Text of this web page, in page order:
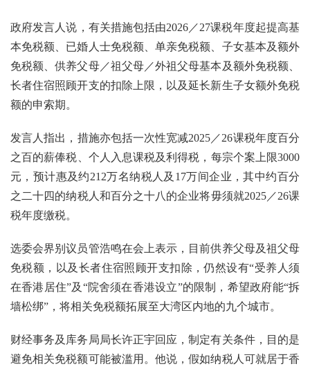
政府发言人说，有关措施包括由2026／27课税年度起提高基
本免税额、已婚人士免税额、单亲免税额、子女基本及额外
免税额、供养父母／祖父母／外祖父母基本及额外免税额、
长者住宿照顾开支的扣除上限，以及延长新生子女额外免税
额的申索期。
发言人指出，措施亦包括一次性宽减2025／26课税年度百分
之百的薪俸税、个人入息课税及利得税，每宗个案上限3000
元，预计惠及约212万名纳税人及17万间企业，其中约百分
之二十四的纳税人和百分之十八的企业将毋须就2025／26课
税年度缴税。
选委会界别议员管浩鸣在会上表示，目前供养父母及祖父母
免税额，以及长者住宿照顾开支扣除，仍然设有“受养人须
在香港居住”及“院舍须在香港设立”的限制，希望政府能“拆
墙松绑”，将相关免税额拓展至大湾区内地的九个城市。
财经事务及库务局局长许正宇回应，制定有关条件，目的是
避免相关免税额可能被滥用。他说，假如纳税人可就居于香